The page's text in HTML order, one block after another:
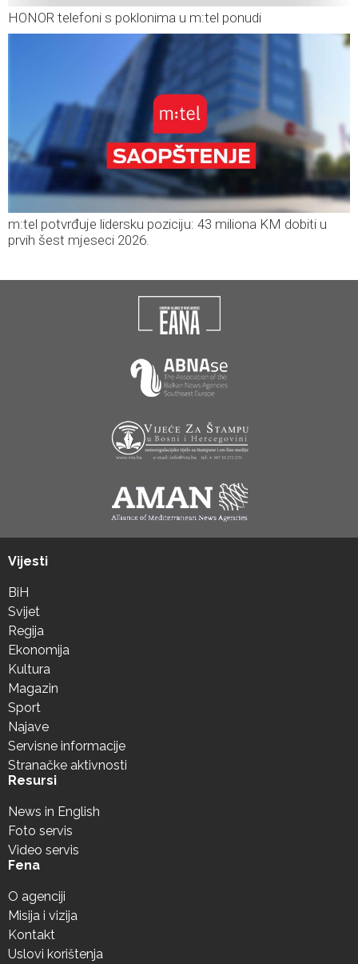
HONOR telefoni s poklonima u m:tel ponudi
m:tel potvrđuje lidersku poziciju: 43 miliona KM dobiti u
prvih šest mjeseci 2026.
Vijesti
BiH
Svijet
Regija
Ekonomija
Kultura
Magazin
Sport
Najave
Servisne informacije
Stranačke aktivnosti
Resursi
News in English
Foto servis
Video servis
Fena
O agenciji
Misija i vizija
Kontakt
Uslovi korištenja